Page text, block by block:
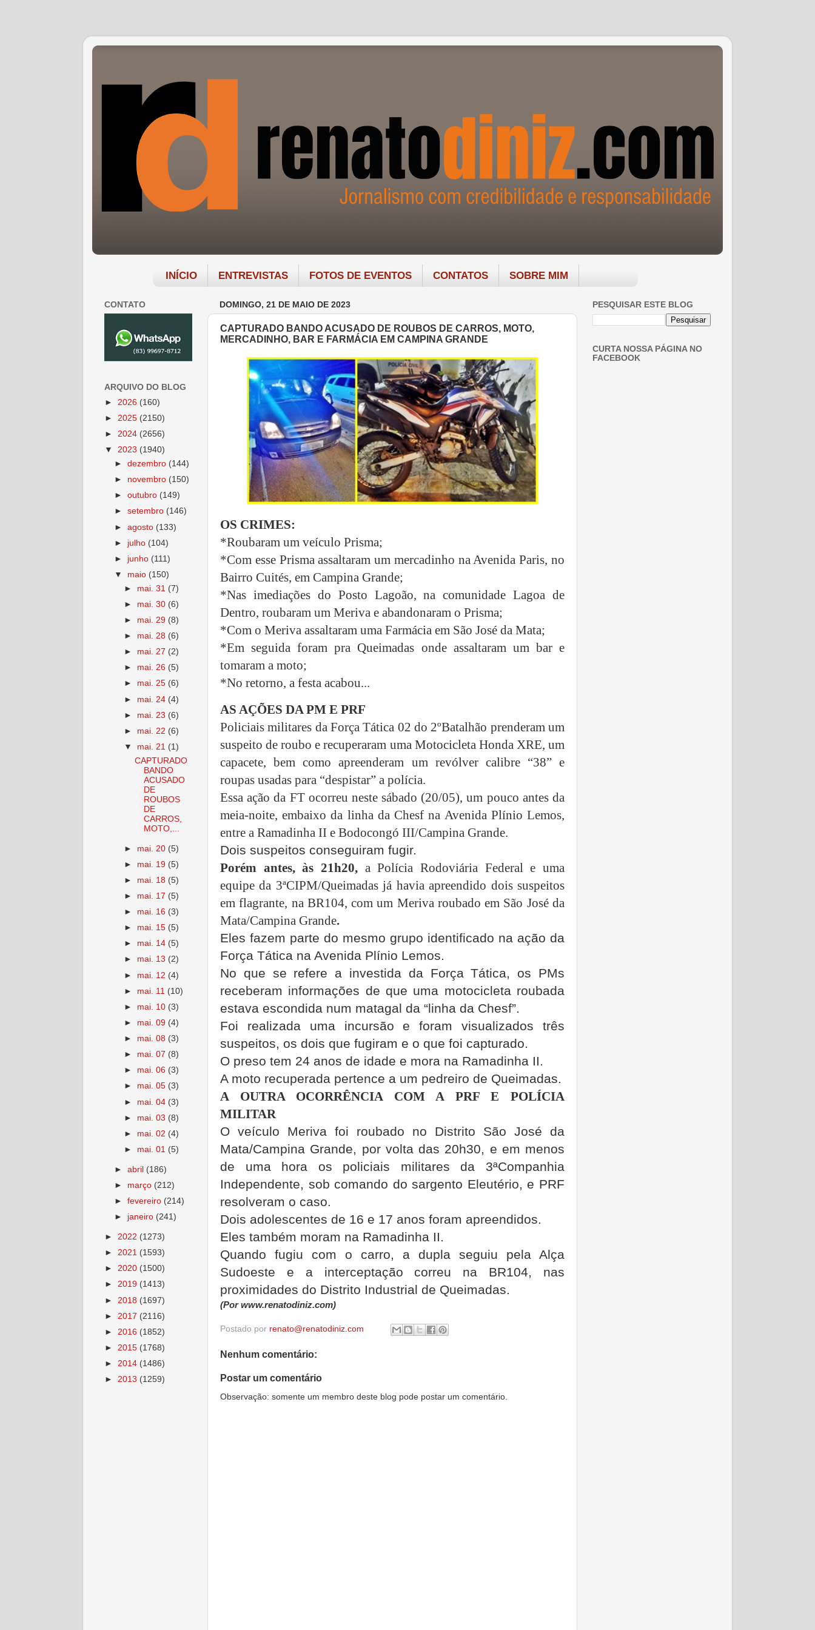
INÍCIO ENTREVISTAS FOTOS DE EVENTOS CONTATOS SOBRE MIM
DOMINGO, 21 DE MAIO DE 2023
CAPTURADO BANDO ACUSADO DE ROUBOS DE CARROS, MOTO,
MERCADINHO, BAR E FARMÁCIA EM CAMPINA GRANDE
OS CRIMES:
*Roubaram um veículo Prisma;
*Com esse Prisma assaltaram um mercadinho na Avenida Paris, no
Bairro Cuités, em Campina Grande;
*Nas imediações do Posto Lagoão, na comunidade Lagoa de
Dentro, roubaram um Meriva e abandonaram o Prisma;
*Com o Meriva assaltaram uma Farmácia em São José da Mata;
*Em seguida foram pra Queimadas onde assaltaram um bar e
tomaram a moto;
*No retorno, a festa acabou...
AS AÇÕES DA PM E PRF
Policiais militares da Força Tática 02 do 2ºBatalhão prenderam um
suspeito de roubo e recuperaram uma Motocicleta Honda XRE, um
capacete, bem como apreenderam um revólver calibre “38” e
roupas usadas para “despistar” a polícia.
Essa ação da FT ocorreu neste sábado (20/05), um pouco antes da
meia-noite, embaixo da linha da Chesf na Avenida Plínio Lemos,
entre a Ramadinha II e Bodocongó III/Campina Grande.
Dois suspeitos conseguiram fugir.
Porém antes, às 21h20, a Polícia Rodoviária Federal e uma
equipe da 3ªCIPM/Queimadas já havia apreendido dois suspeitos
em flagrante, na BR104, com um Meriva roubado em São José da
Mata/Campina Grande.
Eles fazem parte do mesmo grupo identificado na ação da
Força Tática na Avenida Plínio Lemos.
No que se refere a investida da Força Tática, os PMs
receberam informações de que uma motocicleta roubada
estava escondida num matagal da “linha da Chesf”.
Foi realizada uma incursão e foram visualizados três
suspeitos, os dois que fugiram e o que foi capturado.
O preso tem 24 anos de idade e mora na Ramadinha II.
A moto recuperada pertence a um pedreiro de Queimadas.
A OUTRA OCORRÊNCIA COM A PRF E POLÍCIA
MILITAR
O veículo Meriva foi roubado no Distrito São José da
Mata/Campina Grande, por volta das 20h30, e em menos
de uma hora os policiais militares da 3ªCompanhia
Independente, sob comando do sargento Eleutério, e PRF
resolveram o caso.
Dois adolescentes de 16 e 17 anos foram apreendidos.
Eles também moram na Ramadinha II.
Quando fugiu com o carro, a dupla seguiu pela Alça
Sudoeste e a interceptação correu na BR104, nas
proximidades do Distrito Industrial de Queimadas.
(Por www.renatodiniz.com)
Postado por renato@renatodiniz.com
Nenhum comentário:
Postar um comentário
Observação: somente um membro deste blog pode postar um comentário.
CONTATO
ARQUIVO DO BLOG
► 2026 (160)
► 2025 (2150)
► 2024 (2656)
▼ 2023 (1940)
►dezembro (144)
► novembro (150)
►outubro (149)
►setembro (146)
►agosto (133)
► julho (104)
► junho (111)
▼ maio (150)
► mai. 31 (7)
► mai. 30 (6)
► mai. 29 (8)
► mai. 28 (6)
► mai. 27 (2)
► mai. 26 (5)
► mai. 25 (6)
► mai. 24 (4)
► mai. 23 (6)
► mai. 22 (6)
▼ mai. 21 (1)
CAPTURADO
BANDO
ACUSADO
DE
ROUBOS
DE
CARROS,
MOTO,...
► mai. 20 (5)
► mai. 19 (5)
► mai. 18 (5)
► mai. 17 (5)
► mai. 16 (3)
► mai. 15 (5)
► mai. 14 (5)
► mai. 13 (2)
► mai. 12 (4)
► mai. 11 (10)
► mai. 10 (3)
► mai. 09 (4)
► mai. 08 (3)
► mai. 07 (8)
► mai. 06 (3)
► mai. 05 (3)
► mai. 04 (3)
► mai. 03 (8)
► mai. 02 (4)
► mai. 01 (5)
►abril (186)
► março (212)
►fevereiro (214)
► janeiro (241)
► 2022 (1273)
► 2021 (1593)
► 2020 (1500)
► 2019 (1413)
► 2018 (1697)
► 2017 (2116)
► 2016 (1852)
► 2015 (1768)
► 2014 (1486)
► 2013 (1259)
PESQUISAR ESTE BLOG
CURTA NOSSA PÁGINA NO
FACEBOOK